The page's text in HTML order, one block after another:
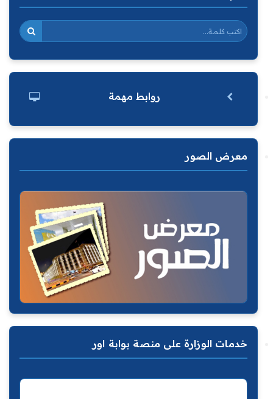
روابط مهمة
معرض الصور
خدمات الوزارة على منصة بوابة اور